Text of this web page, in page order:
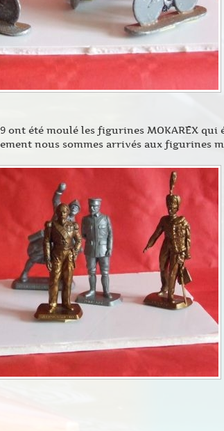
ont été moulé les figurines MOKAREX
nous sommes arrivés aux figurines